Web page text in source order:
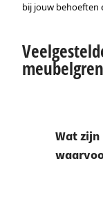
bij jouw behoeften
Wat zijn